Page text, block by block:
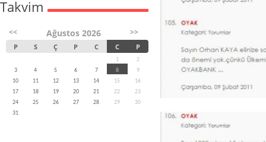
Takvim
<< Ağustos 2026 >>
P S Ç P C C P
1
2
3
4 5 6 7 8
9
10
11 12 13 14 15
16
17
18 19 20 21 22
23
24
25 26 27 28 29
30
31